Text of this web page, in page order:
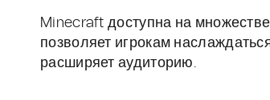
Minecraft доступна на
позволяет игрокам
расширяет аудиторию.